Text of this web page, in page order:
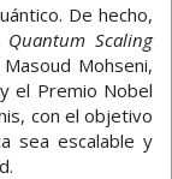
De hecho,
Quantum Scaling
Mohseni,
el Premio Nobel
con el objetivo
sea escalable y